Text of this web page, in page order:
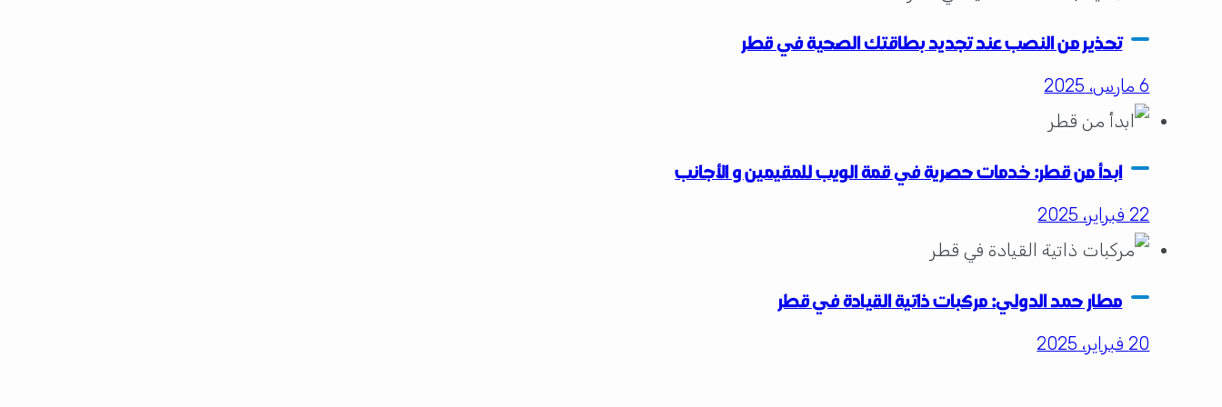
تحذير من النصب عند تجديد بطاقتك الصحية في قطر
6 مارس، 2025
ابدأ من قطر: خدمات حصرية في قمة الويب للمقيمين و الأجانب
22 فبراير، 2025
مطار حمد الدولي: مركبات ذاتية القيادة في قطر
20 فبراير، 2025